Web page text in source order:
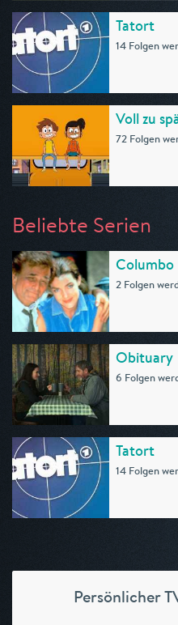
Tatort
14 Folgen
Voll zu
72 Folgen
Beliebte Serien
Columbo
2 Folgen
Obituary
6 Folgen
Tatort
14 Folgen
Persönlicher